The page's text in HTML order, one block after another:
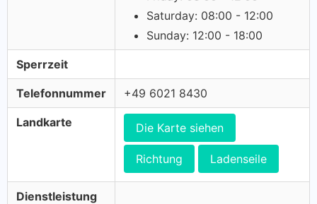
Saturday: 08:00 - 12:00
Sunday: 12:00 - 18:00
Sperrzeit
Telefonnummer +49 6021 8430
Landkarte Die Karte siehen
Richtung Ladenseile
Dienstleistung